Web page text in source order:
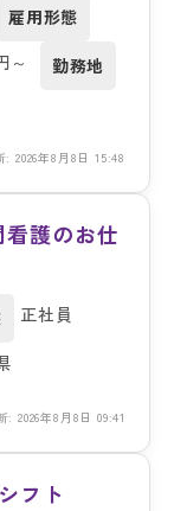
雇用形態
～
勤務地
: 2026年8月8日 15:48
護のお仕
正社員
: 2026年8月8日 09:41
フト